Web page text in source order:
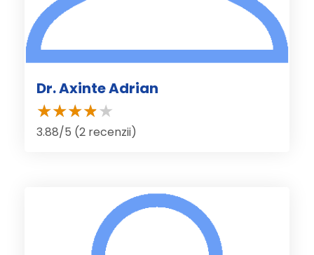
Dr. Axinte Adrian
3.88/5 (2 recenzii)